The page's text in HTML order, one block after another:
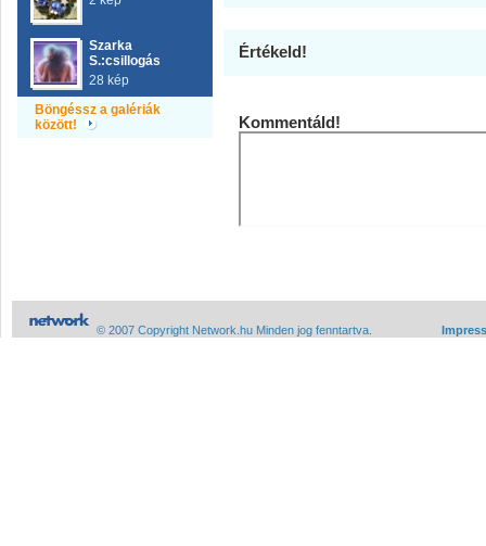
Szarka
S.:csillogás
28 kép
Böngéssz a galériák
között!
Értékeld!
Kommentáld!
© 2007 Copyright Network.hu Minden jog fenntartva.